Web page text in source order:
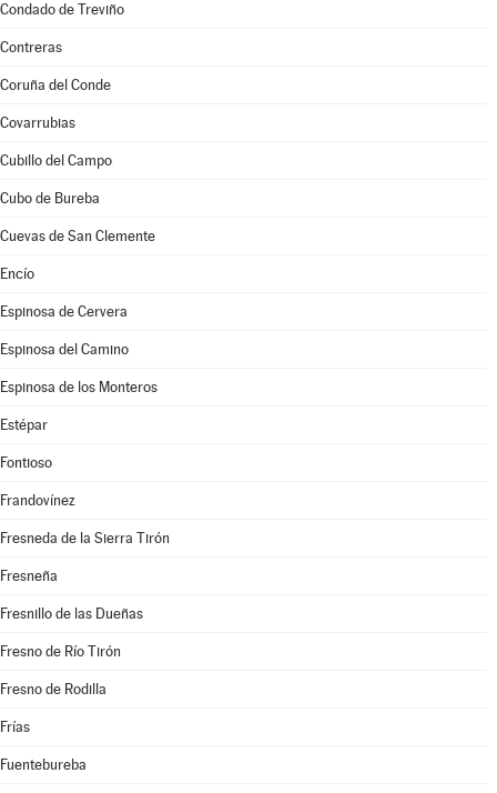
Condado de Treviño
Contreras
Coruña del Conde
Covarrubias
Cubillo del Campo
Cubo de Bureba
Cuevas de San Clemente
Encío
Espinosa de Cervera
Espinosa del Camino
Espinosa de los Monteros
Estépar
Fontioso
Frandovínez
Fresneda de la Sierra Tirón
Fresneña
Fresnillo de las Dueñas
Fresno de Río Tirón
Fresno de Rodilla
Frías
Fuentebureba